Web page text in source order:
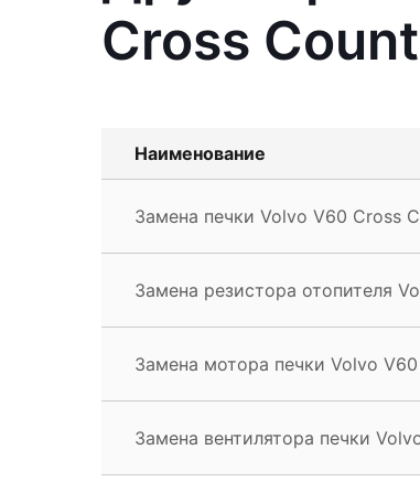
Cross
Наименование
Замена печки Volvo V60 Cross
Замена резистора отопителя
Замена мотора печки Volvo
Замена вентилятора печки